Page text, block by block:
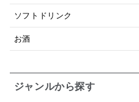
ソフトドリンク
お酒
ジャンルから探す